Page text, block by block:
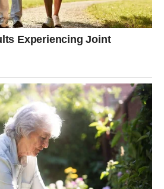
se želje ostvariti?
ključ vašeg uspjeha biti
pravi put prije nego što su ga
sada vaša unutrašnja snaga
i prilikama koje će vam pomoći
dugo priželjkivali.
odluka – one će vam donijeti